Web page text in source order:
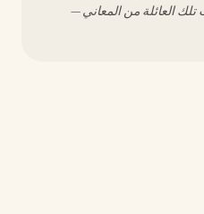
تلك العائلة من المعاني —